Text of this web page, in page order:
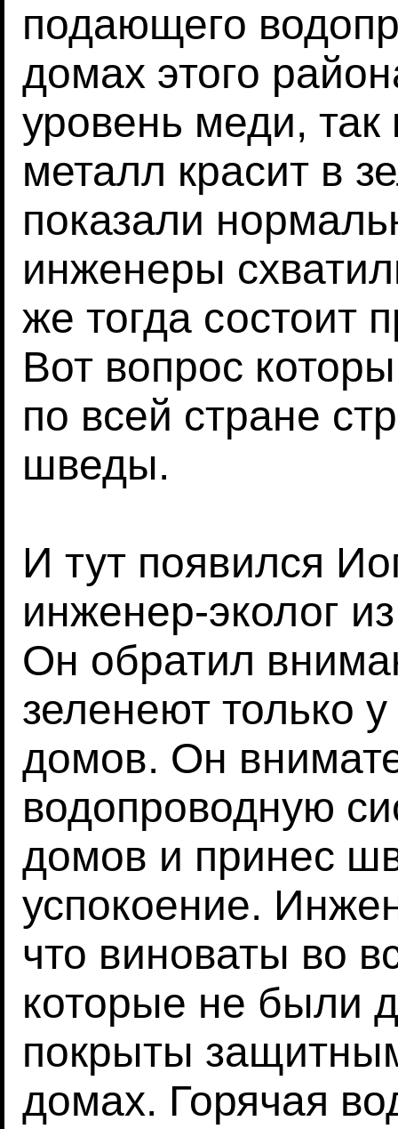
подающего
домах этого
уровень меди, так
металл красит в
показали
инженеры
же тогда состоит
Вот вопрос
по всей стране
шведы.
И тут появился
инженер-эколог
Он обратил
зеленеют только
домов. Он
водопроводную
домов и принес
успокоение.
что виноваты во
которые не были
покрыты
домах. Горячая